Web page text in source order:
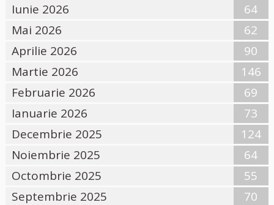
Iunie 2026
64
Mai 2026
62
Aprilie 2026
90
Martie 2026
146
Februarie 2026
69
Ianuarie 2026
73
Decembrie 2025
124
Noiembrie 2025
64
Octombrie 2025
55
Septembrie 2025
70